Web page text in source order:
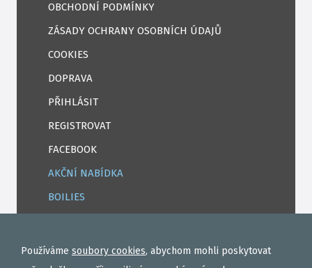
OBCHODNÍ PODMÍNKY
ZÁSADY OCHRANY OSOBNÍCH ÚDAJŮ
COOKIES
DOPRAVA
PŘIHLÁSIT
REGISTROVAT
FACEBOOK
AKČNÍ NABÍDKA
BOILIES
TEKUTÉ
Používáme soubory cookies, abychom mohli poskytovat